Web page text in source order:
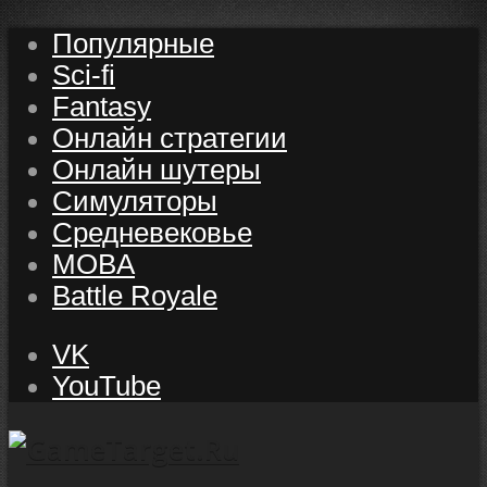
Популярные
Sci-fi
Fantasy
Онлайн стратегии
Онлайн шутеры
Симуляторы
Средневековье
MOBA
Battle Royale
VK
YouTube